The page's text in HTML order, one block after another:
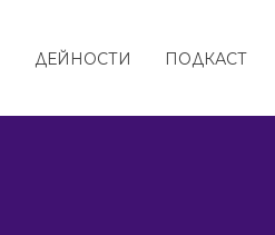
ДЕЙНОСТИ ПОДКАСТ